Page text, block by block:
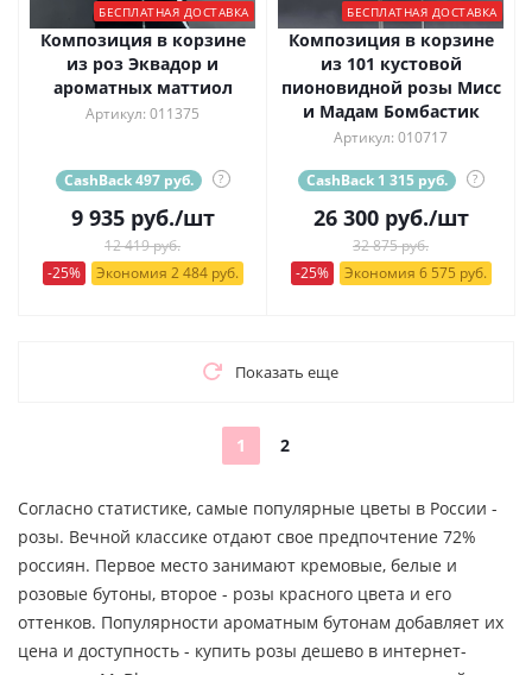
БЕСПЛАТНАЯ ДОСТАВКА
Композиция в корзине
из роз Эквадор и
ароматных маттиол
Артикул: 011375
CashBack 497 руб. ?
9 935руб./шт
12 419 руб.
-25%
Экономия 2 484 руб.
БЕСПЛАТНАЯ ДОСТАВКА
Композиция в корзине
из 101 кустовой
пионовидной розы Мисс
и Мадам Бомбастик
Артикул: 010717
CashBack 1 315 руб. ?
26 300руб./шт
32 875 руб.
-25%
Экономия 6 575 руб.
Показать еще
1 2
Согласно статистике, самые популярные цветы в России -
розы. Вечной классике отдают свое предпочтение 72%
россиян. Первое место занимают кремовые, белые и
розовые бутоны, второе - розы красного цвета и его
оттенков. Популярности ароматным бутонам добавляет их
цена и доступность - купить розы дешево в интернет-